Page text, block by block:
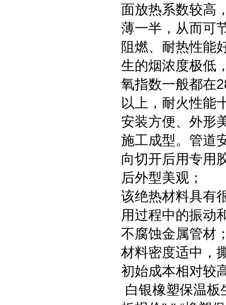
面放热系数较高
薄一半，从而可
阻燃、耐热性能
生的烟浓度极低
氧指数一般都在
以上，耐火性能
安装方便、外形
施工成型。管道
向切开后用专用
后外型美观；
该绝热材料具有
用过程中的振动
不腐蚀金属管材
材料密度适中，
初始成本相对较
白银橡塑保温